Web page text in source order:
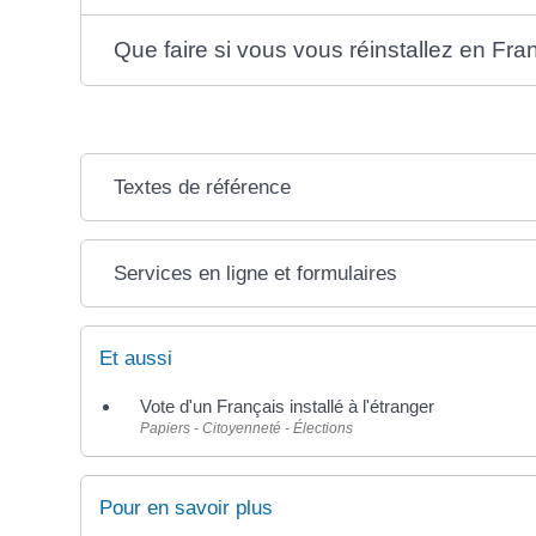
Que faire si vous vous réinstallez en
Textes de référence
Services en ligne et formulaires
Et aussi
Vote d'un Français installé à l'étranger
Papiers - Citoyenneté - Élections
Pour en savoir plus